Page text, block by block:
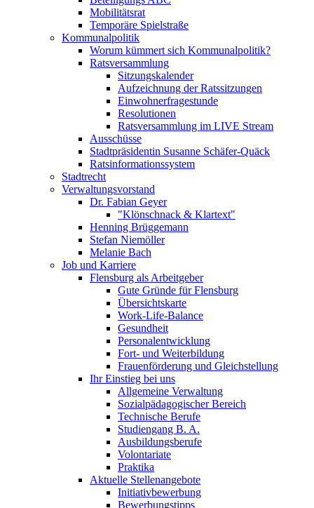
Mobilitätsrat
Temporäre Spielstraße
Kommunalpolitik
Worum kümmert sich Kommunalpolitik?
Ratsversammlung
Sitzungskalender
Aufzeichnung der Ratssitzungen
Einwohnerfragestunde
Resolutionen
Ratsversammlung im LIVE Stream
Ausschüsse
Stadtpräsidentin Susanne Schäfer-Quäck
Ratsinformationssystem
Stadtrecht
Verwaltungsvorstand
Dr. Fabian Geyer
"Klönschnack & Klartext"
Henning Brüggemann
Stefan Niemöller
Melanie Bach
Job und Karriere
Flensburg als Arbeitgeber
Gute Gründe für Flensburg
Übersichtskarte
Work-Life-Balance
Gesundheit
Personalentwicklung
Fort- und Weiterbildung
Frauenförderung und Gleichstellung
Ihr Einstieg bei uns
Allgemeine Verwaltung
Sozialpädagogischer Bereich
Technische Berufe
Studiengang B. A.
Ausbildungsberufe
Volontariate
Praktika
Aktuelle Stellenangebote
Initiativbewerbung
Bewerbungstipps